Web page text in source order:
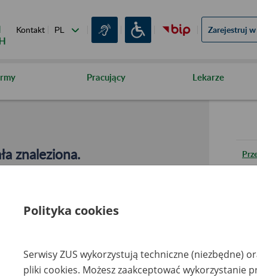
Kontakt Zarejestruj w
Pracujący Lekarze
znaleziona.
Polityka cookies
Serwisy ZUS wykorzystują techniczne (niezbędne)
pliki cookies. Możesz zaakceptować wykorzystanie